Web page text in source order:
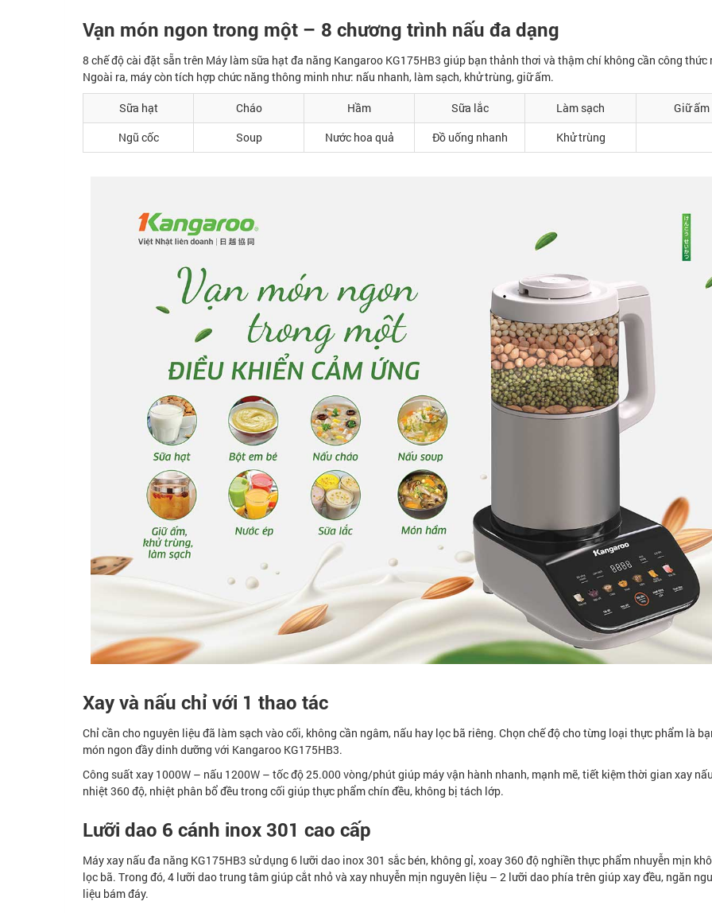
Vạn món ngon trong một – 8 chương trình nấu đa dạng
8 chế độ cài đặt sẵn trên Máy làm sữa hạt đa năng Kangaroo KG175HB3 giúp bạn thảnh thơi và thậm chí không cần công thức
Ngoài ra, máy còn tích hợp chức năng thông minh như: nấu nhanh, làm sạch, khử trùng, giữ ấm.
Sữa hạt Cháo Hầm Sữa lắc Làm sạch
Giữ ấm
Ngũ cốc
Soup Nước hoa quả Đồ uống nhanh Khử trùng
Xay và nấu chỉ với 1 thao tác
Chỉ cần cho nguyên liệu đã làm sạch vào cối, không cần ngâm, nấu hay lọc bã riêng. Chọn chế độ cho từng loại thực phẩm là
món ngon đầy dinh dưỡng với Kangaroo KG175HB3.
Công suất xay 1000W – nấu 1200W – tốc độ 25.000 vòng/phút giúp máy vận hành nhanh, mạnh mẽ, tiết kiệm thời gian xay
nhiệt 360 độ, nhiệt phân bổ đều trong cối giúp thực phẩm chín đều, không bị tách lớp.
Lưỡi dao 6 cánh inox 301 cao cấp
Máy xay nấu đa năng KG175HB3 sử dụng 6 lưỡi dao inox 301 sắc bén, không gỉ, xoay 360 độ nghiền thực phẩm nhuyễn mịn
lọc bã. Trong đó, 4 lưỡi dao trung tâm giúp cắt nhỏ và xay nhuyễn mịn nguyên liệu – 2 lưỡi dao phía trên giúp xay đều, ngăn
liệu bám đáy.